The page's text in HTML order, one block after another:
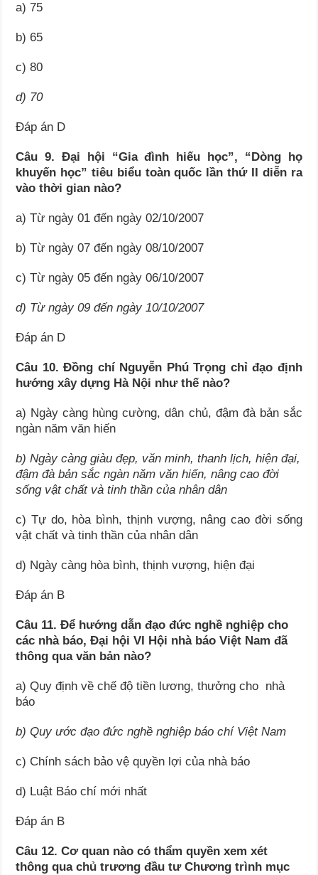
a) 75
b) 65
c) 80
d) 70
Đáp án D
Câu 9. Đại hội “Gia đình hiếu học”, “Dòng họ
khuyến học” tiêu biểu toàn quốc lần thứ II diễn ra
vào thời gian nào?
a) Từ ngày 01 đến ngày 02/10/2007
b) Từ ngày 07 đến ngày 08/10/2007
c) Từ ngày 05 đến ngày 06/10/2007
d) Từ ngày 09 đến ngày 10/10/2007
Đáp án D
Câu 10. Đồng chí Nguyễn Phú Trọng chỉ đạo định
hướng xây dựng Hà Nội như thế nào?
a) Ngày càng hùng cường, dân chủ, đậm đà bản sắc
ngàn năm văn hiến
b) Ngày càng giàu đẹp, văn minh, thanh lịch, hiện đại,
đậm đà bản sắc ngàn năm văn hiến, nâng cao đời
sống vật chất và tinh thần của nhân dân
c) Tự do, hòa bình, thịnh vượng, nâng cao đời sống
vật chất và tinh thần của nhân dân
d) Ngày càng hòa bình, thịnh vượng, hiện đại
Đáp án B
Câu 11. Để hướng dẫn đạo đức nghề nghiệp cho
các nhà báo, Đại hội VI Hội nhà báo Việt Nam đã
thông qua văn bản nào?
a) Quy định về chế độ tiền lương, thưởng cho nhà
báo
b) Quy ước đạo đức nghề nghiệp báo chí Việt Nam
c) Chính sách bảo vệ quyền lợi của nhà báo
d) Luật Báo chí mới nhất
Đáp án B
Câu 12. Cơ quan nào có thẩm quyền xem xét
thông qua chủ trương đầu tư Chương trình mục